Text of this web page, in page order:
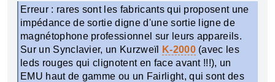
Erreur : rares sont les fabricants qui proposent une
impédance de sortie digne d'une sortie ligne de
magnétophone professionnel sur leurs appareils.
Sur un Synclavier, un Kurzweïl
K-2000(avec les
leds rouges qui clignotent en face avant !!!), un
EMU haut de gamme ou un Fairlight, qui sont des